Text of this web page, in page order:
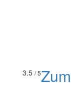
3.5 / 5